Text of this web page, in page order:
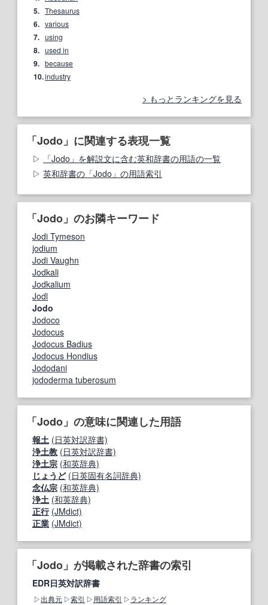
5. Thesaurus
6. various
7. using
8. used in
9. because
10.industry
もっとランキングを見る
「Jodo」に関連する表現一覧
「Jodo」を解説文に含む英和辞書の用語の一覧
英和辞書の「Jodo」の用語索引
「Jodo」のお隣キーワード
Jodi Tymeson
jodium
Jodi Vaughn
Jodkali
Jodkalium
Jodl
Jodo
Jodoco
Jodocus
Jodocus Badius
Jodocus Hondius
Jododani
jododerma tuberosum
「Jodo」の意味に関連した用語
報土 (日英対訳辞書)
浄土教 (日英対訳辞書)
浄土宗 (和英辞典)
じょうど (日英固有名詞辞典)
念仏宗 (和英辞典)
浄土 (和英辞典)
正行 (JMdict)
正業 (JMdict)
「Jodo」が掲載された辞書の索引
EDR日英対訳辞書
出典元 索引 用語索引 ランキング